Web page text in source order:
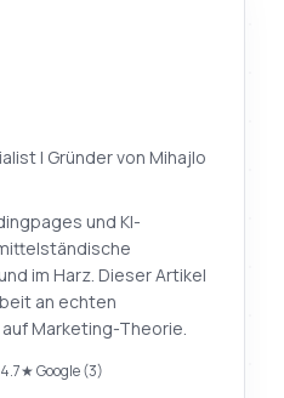
| Gründer von Mihajlo
und KI-
im Harz. Dieser Artikel
an echten
Marketing-Theorie.
4.7★ Google (3)